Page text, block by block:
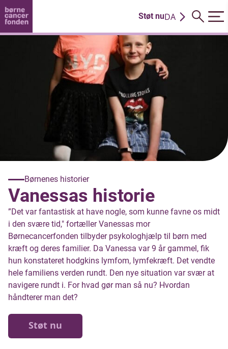
Støt nuDA
Børnenes historier
Vanessas historie
”Det var fantastisk at have nogle, som kunne favne os midt
i den svære tid," fortæller Vanessas mor
Børnecancerfonden tilbyder psykologhjælp til børn med
kræft og deres familier. Da Vanessa var 9 år gammel, fik
hun konstateret hodgkins lymfom, lymfekræft. Det vendte
hele familiens verden rundt. Den nye situation var svær at
navigere rundt i. For hvad gør man så nu? Hvordan
håndterer man det?
Støt nu